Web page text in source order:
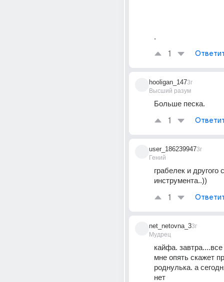
.
1
hooligan_147
Высший разум
3г
Больше песка.
1
user_186239947
Гений
3г
грабелек и другого
инструмента..))
1
net_netovna_3
Мудрец
3г
кайфа.
мне опять скажет
роднулька. а
нет